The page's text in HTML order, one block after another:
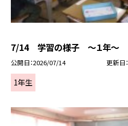
7/14 学習の様子 ～１年～
公開日 2026/07/14 更新日
1年生